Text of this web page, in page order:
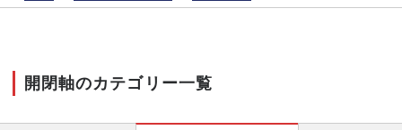
開閉軸のカテゴリー一覧